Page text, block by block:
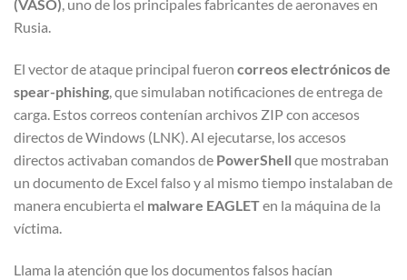
(VASO), uno de los principales fabricantes de aeronaves en
Rusia.
El vector de ataque principal fueron correos electrónicos de
spear-phishing, que simulaban notificaciones de entrega de
carga. Estos correos contenían archivos ZIP con accesos
directos de Windows (LNK). Al ejecutarse, los accesos
directos activaban comandos de PowerShell que mostraban
un documento de Excel falso y al mismo tiempo instalaban de
manera encubierta el malware EAGLETen la máquina de la
víctima.
Llama la atención que los documentos falsos hacían